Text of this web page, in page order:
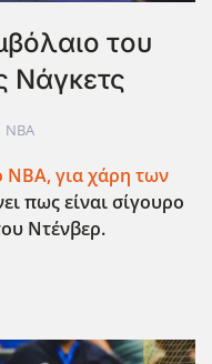
του
Νάγκετς
NBA
ΝΒΑ, για χάρη των
πως είναι σίγουρο
Ντένβερ.